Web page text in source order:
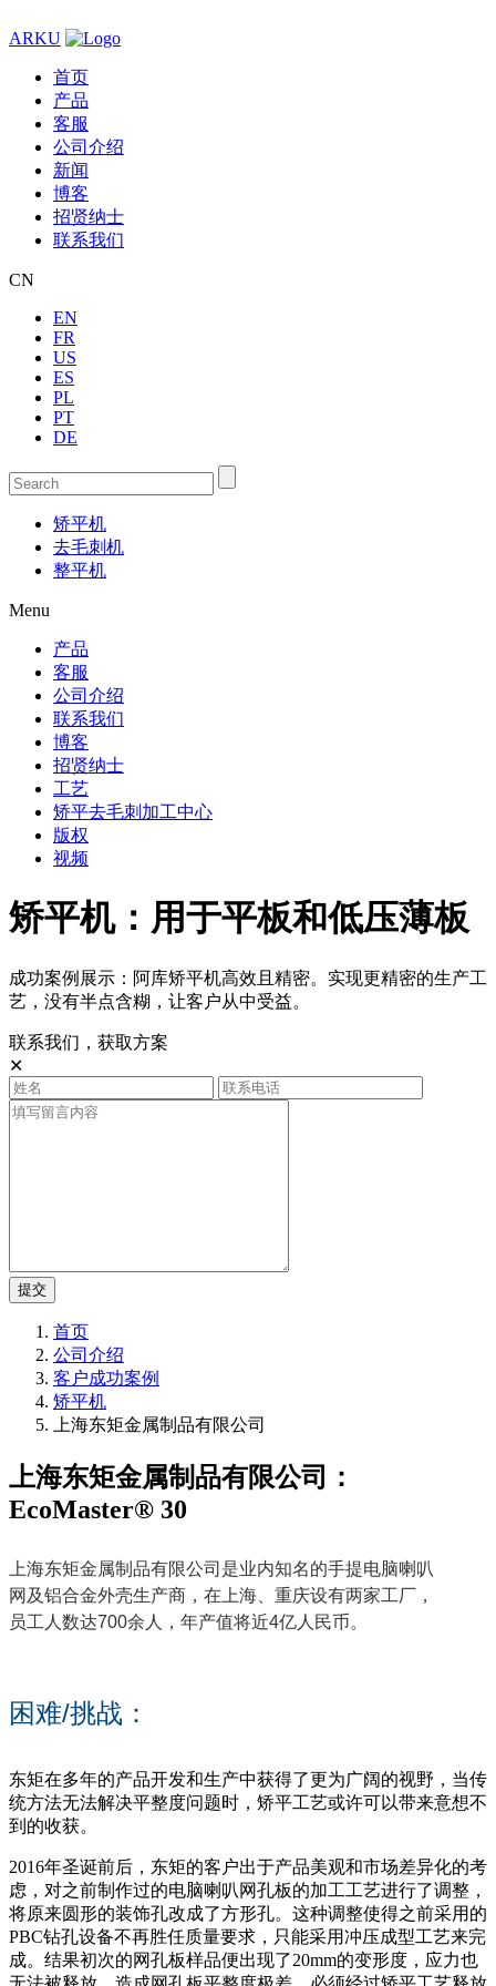
ARKU
首页
产品
客服
公司介绍
新闻
博客
招贤纳士
联系我们
CN
EN
FR
US
ES
PL
PT
DE
矫平机
去毛刺机
整平机
Menu
产品
客服
公司介绍
联系我们
博客
招贤纳士
工艺
矫平去毛刺加工中心
版权
视频
矫平机：用于平板和低压薄板
成功案例展示：阿库矫平机高效且精密。实现更精密的生产工
艺，没有半点含糊，让客户从中受益。
联系我们，获取方案
✕
提交
首页
公司介绍
客户成功案例
矫平机
上海东矩金属制品有限公司
上海东矩金属制品有限公司：
EcoMaster® 30
上海东矩金属制品有限公司是业内知名的手提电脑喇叭
网及铝合金外壳生产商，在上海、重庆设有两家工厂，
员工人数达700余人，年产值将近4亿人民币。
困难/挑战：
东矩在多年的产品开发和生产中获得了更为广阔的视野，当传
统方法无法解决平整度问题时，矫平工艺或许可以带来意想不
到的收获。
2016年圣诞前后，东矩的客户出于产品美观和市场差异化的考
虑，对之前制作过的电脑喇叭网孔板的加工工艺进行了调整，
将原来圆形的装饰孔改成了方形孔。这种调整使得之前采用的
PBC钻孔设备不再胜任质量要求，只能采用冲压成型工艺来完
成。结果初次的网孔板样品便出现了20mm的变形度，应力也